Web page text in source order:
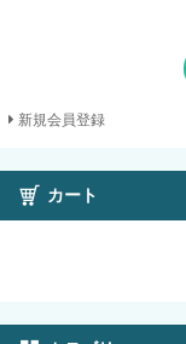
新規会員登録
カート